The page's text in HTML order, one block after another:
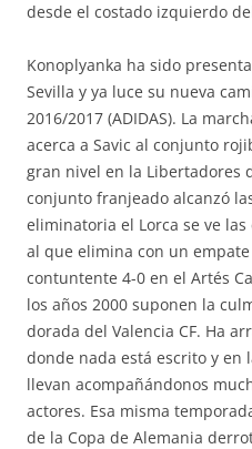
desde el costado izquierdo
Konoplyanka ha sido
Sevilla y ya luce su nueva
2016/2017 (ADIDAS). La
acerca a Savic al conjunto
gran nivel en la Libertadores
conjunto franjeado alcanzó
eliminatoria el Lorca se ve las
al que elimina con un
contuntente 4-0 en el Artés
los años 2000 suponen la
dorada del Valencia CF. Ha
donde nada está escrito y en
llevan acompañándonos
actores. Esa misma
de la Copa de Alemania